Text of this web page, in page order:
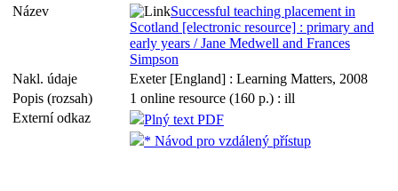
Název
Successful teaching placement in
Scotland [electronic resource] : primary and
early years / Jane Medwell and Frances
Simpson
Nakl. údaje
Exeter [England] : Learning Matters, 2008
Popis (rozsah)
1 online resource (160 p.) : ill
Externí odkaz
Plný text PDF
* Návod pro vzdálený přístup